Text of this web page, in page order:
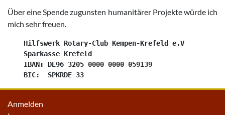
Über eine Spende zugunsten humanitärer Projekte würde ich
mich sehr freuen.
    Hilfswerk Rotary-Club Kempen-Krefeld e.V
    Sparkasse Krefeld
    IBAN: DE96 3205 0000 0000 059139
Anmelden